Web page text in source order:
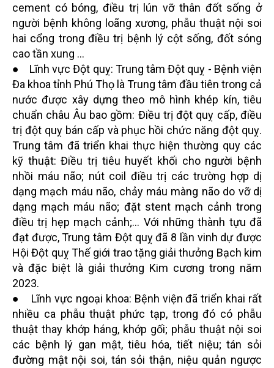
cement có bóng, điều trị lún vỡ thân đốt sống ở
người bệnh không loãng xương, phẫu thuật nội soi
hai cổng trong điều trị bệnh lý cột sống, đốt sóng
cao tần xung ...
● Lĩnh vực Đột quỵ: Trung tâm Đột quỵ - Bệnh viện
Đa khoa tỉnh Phú Thọ là Trung tâm đầu tiên trong cả
nước được xây dựng theo mô hình khép kín, tiêu
chuẩn châu Âu bao gồm: Điều trị đột quỵ cấp, điều
trị đột quỵ bán cấp và phục hồi chức năng đột quỵ.
Trung tâm đã triển khai thực hiện thường quy các
kỹ thuật: Điều trị tiêu huyết khối cho người bệnh
nhồi máu não; nút coil điều trị các trường hợp dị
dạng mạch máu não, chảy máu màng não do vỡ dị
dạng mạch máu não; đặt stent mạch cảnh trong
điều trị hẹp mạch cảnh;... Với những thành tựu đã
đạt được, Trung tâm Đột quỵ đã 8 lần vinh dự được
Hội Đột quỵ Thế giới trao tặng giải thưởng Bạch kim
và đặc biệt là giải thưởng Kim cương trong năm
2023.
● Lĩnh vực ngoại khoa: Bệnh viện đã triển khai rất
nhiều ca phẫu thuật phức tạp, trong đó có phẫu
thuật thay khớp háng, khớp gối; phẫu thuật nội soi
các bệnh lý gan mật, tiêu hóa, tiết niệu; tán sỏi
đường mật nội soi, tán sỏi thận, niệu quản ngược